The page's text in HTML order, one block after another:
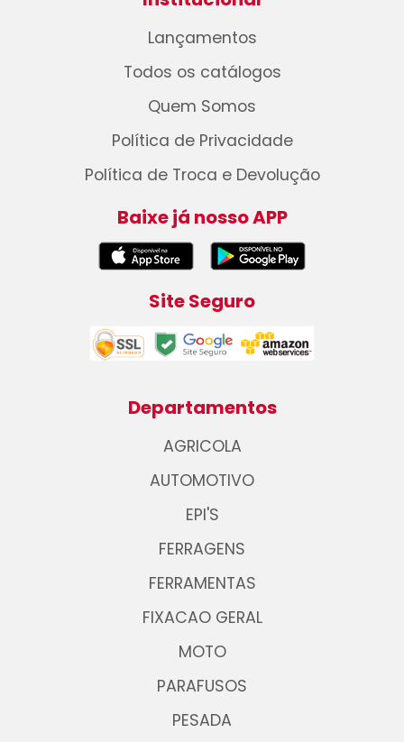
Lançamentos
Todos os catálogos
Quem Somos
Política de Privacidade
Política de Troca e Devolução
Baixe já nosso APP
Site Seguro
Departamentos
AGRICOLA
AUTOMOTIVO
EPI'S
FERRAGENS
FERRAMENTAS
FIXACAO GERAL
MOTO
PARAFUSOS
PESADA